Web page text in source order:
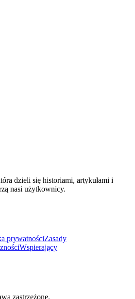
dzieli się historiami, artykułami i
nasi użytkownicy.
prywatnościZasady
Wspierający
zastrzeżone.